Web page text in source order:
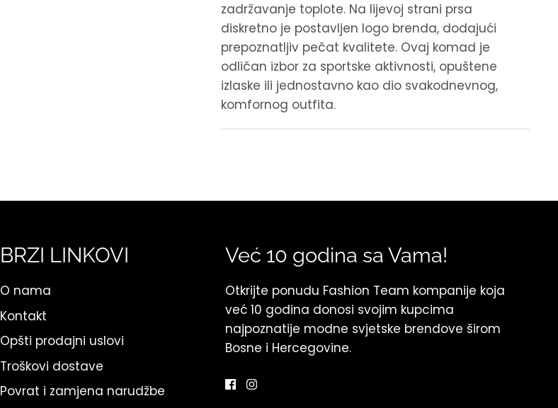
zadržavanje toplote. Na lijevoj strani prsa
diskretno je postavljen logo brenda, dodajući
prepoznatljiv pečat kvalitete. Ovaj komad je
odličan izbor za sportske aktivnosti, opuštene
izlaske ili jednostavno kao dio svakodnevnog,
komfornog outfita.
BRZI LINKOVI
O nama
Kontakt
Opšti prodajni uslovi
Troškovi dostave
Povrat i zamjena narudžbe
Već 10 godina sa Vama!
Otkrijte ponudu Fashion Team kompanije koja
već 10 godina donosi svojim kupcima
najpoznatije modne svjetske brendove širom
Bosne i Hercegovine.